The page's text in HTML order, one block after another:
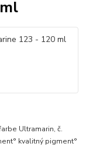
Ultramarin, č.
kvalitný pigment°